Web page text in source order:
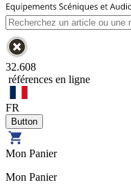
32.608
références en ligne
FR
Mon Panier
Mon Panier